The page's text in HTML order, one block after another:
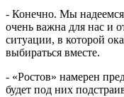
- Конечно. Мы
очень важна для нас и
ситуации, в которой
выбираться вместе.
- «Ростов» намерен
будет под них